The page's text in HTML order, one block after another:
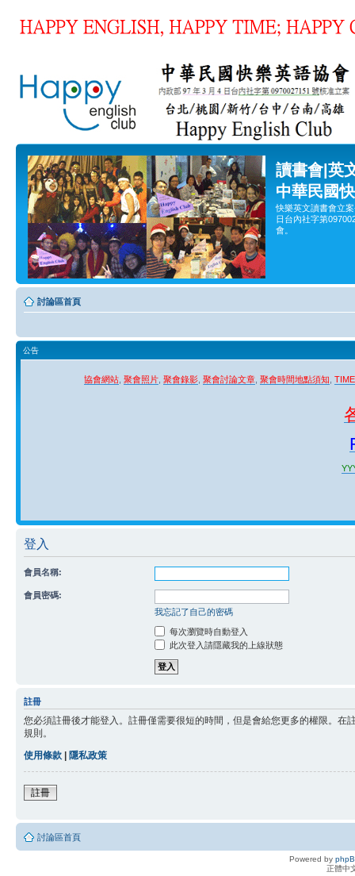
讀書會|英
中華民國
快樂英文讀書會立
日台內社字第
會。
討論區首頁
公告
協會網站 聚會照片 聚會錄影 聚會討論文章 聚會時間地點須知
登入
會員名稱:
會員密碼:
我忘記了自己的密碼
每次瀏覽時自動登入
此次登入請隱藏我的上線狀態
註冊
您必須註冊後才能登入。註冊僅需要很短的時間，但是會給您更多的權限。
規則。
使用條款 | 隱私政策
註冊
討論區首頁
Powered by
正體中